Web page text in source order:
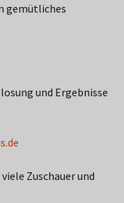
gemütliches
und Ergebnisse
Zuschauer und